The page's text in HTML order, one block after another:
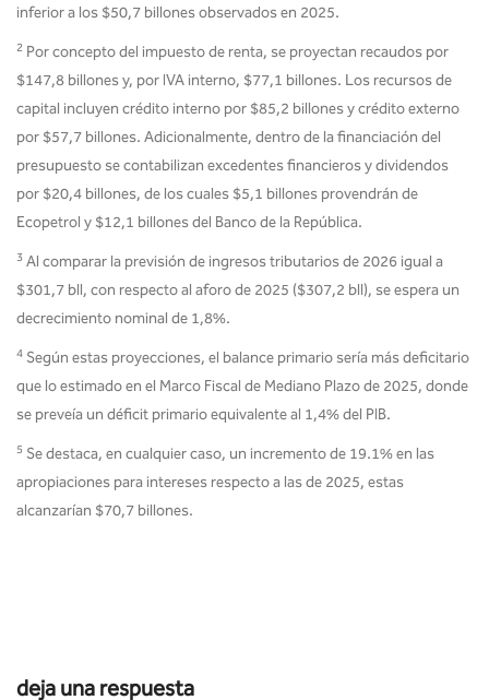
inferior a los $50,7 billones observados en 2025.
2 Por concepto del impuesto de renta, se proyectan recaudos por
$147,8 billones y, por IVA interno, $77,1 billones. Los recursos de
capital incluyen crédito interno por $85,2 billones y crédito externo
por $57,7 billones. Adicionalmente, dentro de la financiación del
presupuesto se contabilizan excedentes financieros y dividendos
por $20,4 billones, de los cuales $5,1 billones provendrán de
Ecopetrol y $12,1 billones del Banco de la República.
3 Al comparar la previsión de ingresos tributarios de 2026 igual a
$301,7 bll, con respecto al aforo de 2025 ($307,2 bll), se espera un
decrecimiento nominal de 1,8%.
4 Según estas proyecciones, el balance primario sería más deficitario
que lo estimado en el Marco Fiscal de Mediano Plazo de 2025, donde
se preveía un déficit primario equivalente al 1,4% del PIB.
5 Se destaca, en cualquier caso, un incremento de 19.1% en las
apropiaciones para intereses respecto a las de 2025, estas
alcanzarían $70,7 billones.
deja una respuesta